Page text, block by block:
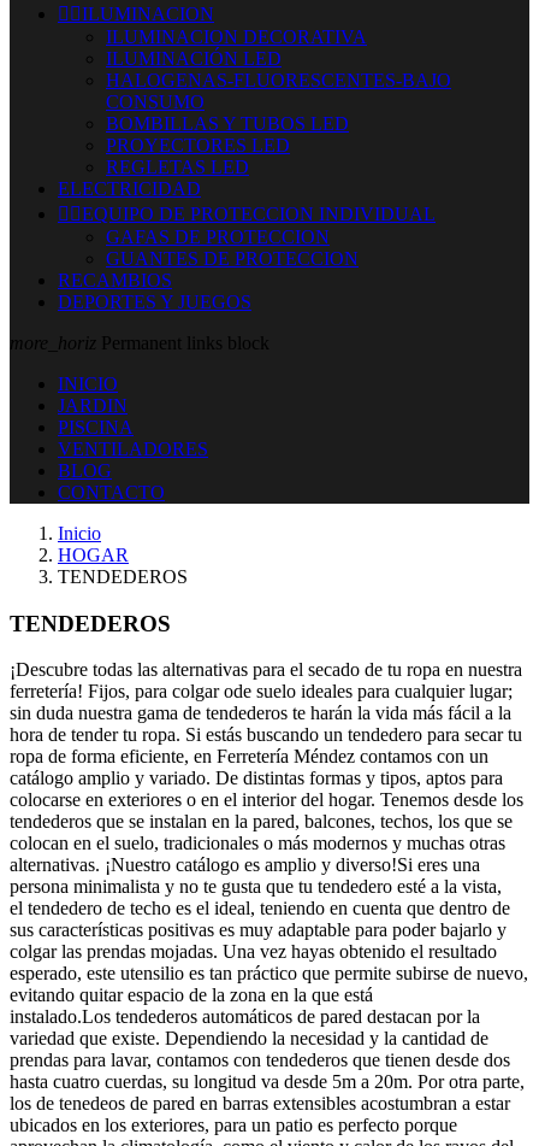
 ILUMINACION
ILUMINACION DECORATIVA
ILUMINACIÓN LED
HALOGENAS-FLUORESCENTES-BAJO
CONSUMO
BOMBILLAS Y TUBOS LED
PROYECTORES LED
REGLETAS LED
ELECTRICIDAD
 EQUIPO DE PROTECCION INDIVIDUAL
GAFAS DE PROTECCION
GUANTES DE PROTECCION
RECAMBIOS
DEPORTES Y JUEGOS
more_horiz Permanent links block
INICIO
JARDIN
PISCINA
VENTILADORES
BLOG
CONTACTO
Inicio
HOGAR
TENDEDEROS
TENDEDEROS
¡Descubre todas las alternativas para el secado de tu ropa en nuestra
ferretería! Fijos, para colgar ode suelo ideales para cualquier lugar;
sin duda nuestra gama de tendederos te harán la vida más fácil a la
hora de tender tu ropa. Si estás buscando un tendedero para secar tu
ropa de forma eficiente, en Ferretería Méndez contamos con un
catálogo amplio y variado. De distintas formas y tipos, aptos para
colocarse en exteriores o en el interior del hogar. Tenemos desde los
tendederos que se instalan en la pared, balcones, techos, los que se
colocan en el suelo, tradicionales o más modernos y muchas otras
alternativas. ¡Nuestro catálogo es amplio y diverso!Si eres una
persona minimalista y no te gusta que tu tendedero esté a la vista,
el tendedero de techo es el ideal, teniendo en cuenta que dentro de
sus características positivas es muy adaptable para poder bajarlo y
colgar las prendas mojadas. Una vez hayas obtenido el resultado
esperado, este utensilio es tan práctico que permite subirse de nuevo,
evitando quitar espacio de la zona en la que está
instalado.Los tendederos automáticos de pared destacan por la
variedad que existe. Dependiendo la necesidad y la cantidad de
prendas para lavar, contamos con tendederos que tienen desde dos
hasta cuatro cuerdas, su longitud va desde 5m a 20m. Por otra parte,
los de tenedeos de pared en barras extensibles acostumbran a estar
ubicados en los exteriores, para un patio es perfecto porque